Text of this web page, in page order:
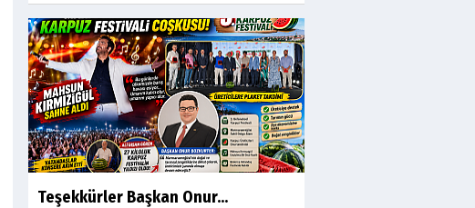
Teşekkürler Başkan Onur...